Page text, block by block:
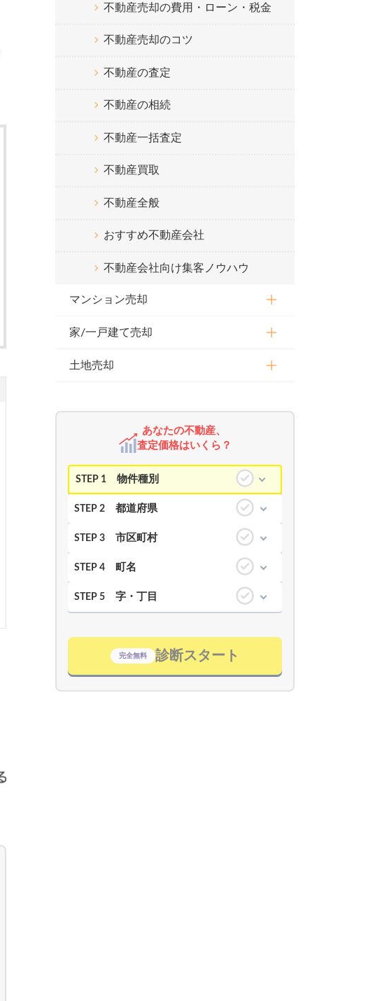
不動産売却の費用・ローン・税金
不動産売却のコツ
不動産の査定
不動産の相続
不動産一括査定
不動産買取
不動産全般
おすすめ不動産会社
不動産会社向け集客ノウハウ
マンション売却
家/一戸建て売却
土地売却
あなたの不動産、
査定価格はいくら？
STEP 1 物件種別
STEP 2 都道府県
STEP 3 市区町村
STEP 4 町名
STEP 5 字・丁目
完全無料 診断スタート